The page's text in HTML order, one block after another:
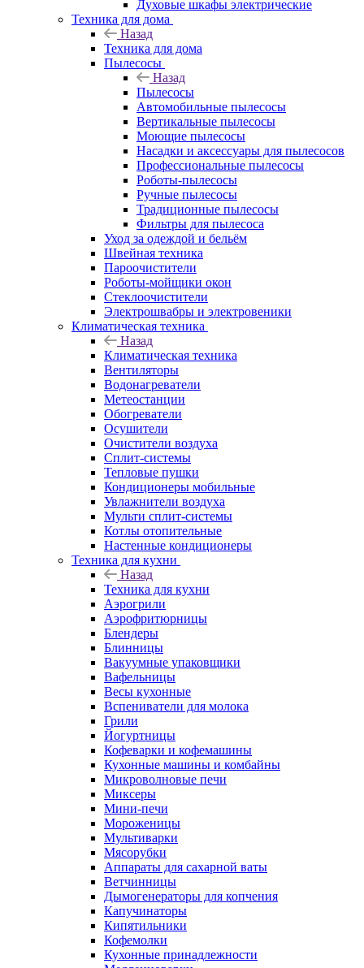
Духовые шкафы электрические
Техника для дома
Назад
Техника для дома
Пылесосы
Назад
Пылесосы
Автомобильные пылесосы
Вертикальные пылесосы
Моющие пылесосы
Насадки и аксессуары для пылесосов
Профессиональные пылесосы
Роботы-пылесосы
Ручные пылесосы
Традиционные пылесосы
Фильтры для пылесоса
Уход за одеждой и бельём
Швейная техника
Пароочистители
Роботы-мойщики окон
Стеклоочистители
Электрошвабры и электровеники
Климатическая техника
Назад
Климатическая техника
Вентиляторы
Водонагреватели
Метеостанции
Обогреватели
Осушители
Очистители воздуха
Сплит-системы
Тепловые пушки
Кондиционеры мобильные
Увлажнители воздуха
Мульти сплит-системы
Котлы отопительные
Настенные кондиционеры
Техника для кухни
Назад
Техника для кухни
Аэрогрили
Аэрофритюрницы
Блендеры
Блинницы
Вакуумные упаковщики
Вафельницы
Весы кухонные
Вспениватели для молока
Грили
Йогуртницы
Кофеварки и кофемашины
Кухонные машины и комбайны
Микроволновые печи
Миксеры
Мини-печи
Мороженицы
Мультиварки
Мясорубки
Аппараты для сахарной ваты
Ветчинницы
Дымогенераторы для копчения
Капучинаторы
Кипятильники
Кофемолки
Кухонные принадлежности